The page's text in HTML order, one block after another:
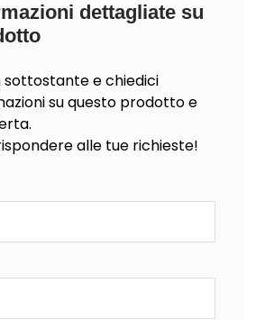
dettagliate su
sottostante e chiedici
su questo prodotto e
alle tue richieste!